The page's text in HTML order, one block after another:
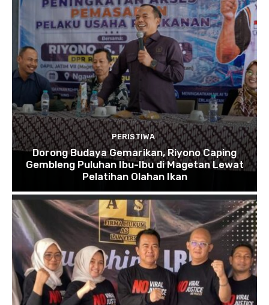
PERISTIWA
Dorong Budaya Gemarikan, Riyono Caping
Gembleng Puluhan Ibu-Ibu di Magetan Lewat
Pelatihan Olahan Ikan